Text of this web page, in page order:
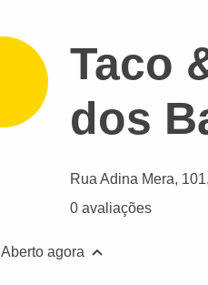
Taco
dos
Rua Adina Mera,
0 avaliações
Aberto agora